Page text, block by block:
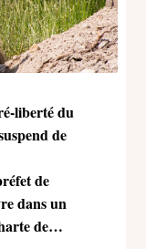
liberté du
de
de
dans un
de